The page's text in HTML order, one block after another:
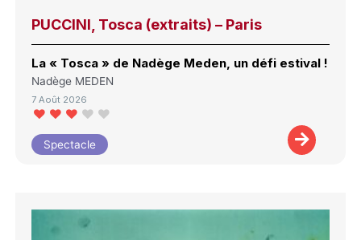
PUCCINI, Tosca (extraits) – Paris
La « Tosca » de Nadège Meden, un défi estival !
Nadège MEDEN
7 Août 2026
Spectacle